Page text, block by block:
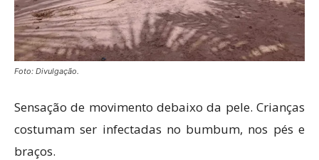
Foto: Divulgação.
Sensação de movimento debaixo da pele. Crianças
costumam ser infectadas no bumbum, nos pés e
braços.